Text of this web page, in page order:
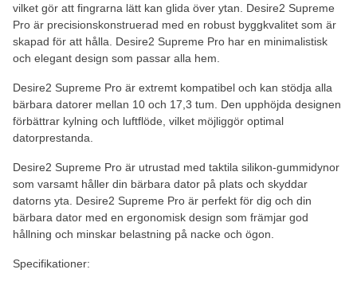
vilket gör att fingrarna lätt kan glida över ytan. Desire2 Supreme
Pro är precisionskonstruerad med en robust byggkvalitet som är
skapad för att hålla. Desire2 Supreme Pro har en minimalistisk
och elegant design som passar alla hem.
Desire2 Supreme Pro är extremt kompatibel och kan stödja alla
bärbara datorer mellan 10 och 17,3 tum. Den upphöjda designen
förbättrar kylning och luftflöde, vilket möjliggör optimal
datorprestanda.
Desire2 Supreme Pro är utrustad med taktila silikon-gummidynor
som varsamt håller din bärbara dator på plats och skyddar
datorns yta. Desire2 Supreme Pro är perfekt för dig och din
bärbara dator med en ergonomisk design som främjar god
hållning och minskar belastning på nacke och ögon.
Specifikationer: